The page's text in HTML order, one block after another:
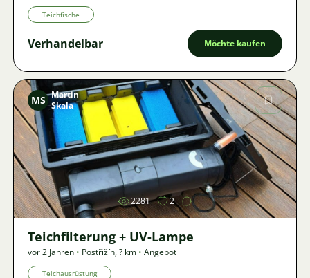
Teichfische
Verhandelbar Möchte kaufen
Bild
MS Martin
Skala
2281 2
Teichfilterung + UV-Lampe
vor 2 Jahren • Postřižín,? km • Angebot
Teichausrüstung